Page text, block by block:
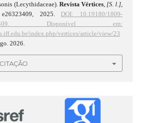
(Lecythidaceae). Revista Vértices, [S. l.],
2025. DOI: 10.19180/1809-
Disponível em:
index.php/vertices/article/view/23
2026.